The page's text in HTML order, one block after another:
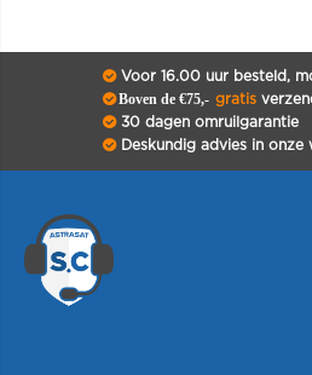
Voor 16.00 uur besteld,
Boven de €75,- gratis
30 dagen omruilgarantie
Deskundig advies in onze